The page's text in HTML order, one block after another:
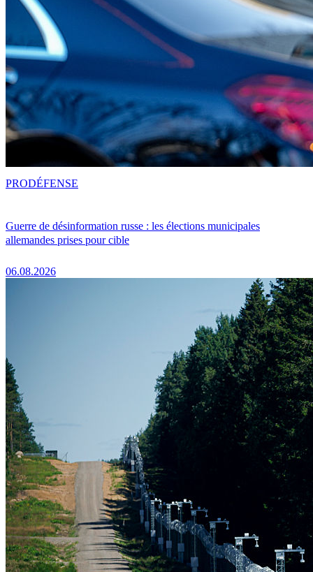
Guerre de désinformation russe : les élections municipales
allemandes prises pour cible
06.08.2026
PRODÉFENSE